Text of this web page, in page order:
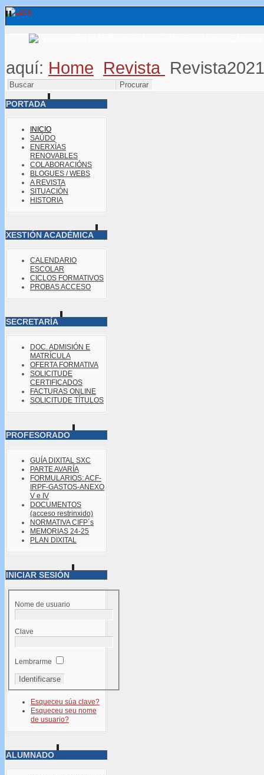
aquí: Home Revista Revista2021
PORTADA
INICIO
SAÚDO
ENERXÍAS
RENOVABLES
COLABORACIÓNS
BLOGUES / WEBS
A REVISTA
SITUACIÓN
HISTORIA
XESTIÓN ACADÉMICA
CALENDARIO
ESCOLAR
CICLOS FORMATIVOS
PROBAS ACCESO
SECRETARÍA
DOC. ADMISIÓN E
MATRÍCULA
OFERTA FORMATIVA
SOLICITUDE
CERTIFICADOS
FACTURAS ONLINE
SOLICITUDE TÍTULOS
PROFESORADO
GUÍA DIXITAL SXC
PARTE AVARÍA
FORMULARIOS: ACF-
IRPF-GASTOS-ANEXO
V e IV
DOCUMENTOS
(acceso restrinxido)
NORMATIVA CIFP´s
MEMORIAS 24-25
PLAN DIXITAL
INICIAR SESIÓN
Nome de usuario
Clave
Lembrarme
Esqueceu súa clave?
Esqueceu seu nome
de usuario?
ALUMNADO